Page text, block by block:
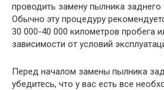
проводить замену пылника заднего
Обычно эту процедуру
30 000-40 000 километров пробега
зависимости от условий
Перед началом замены пылника
убедитесь, что у вас есть все